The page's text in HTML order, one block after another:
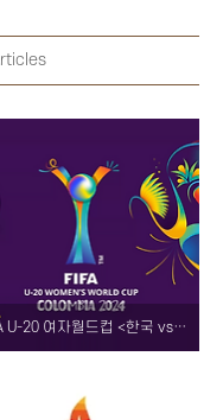
FIFA U-20 여자월드컵 <한국 vs 독일> 경기 결과! [1-0 승리, 16강 진출 확정, 토너먼트 일정, 중계 다시보기]